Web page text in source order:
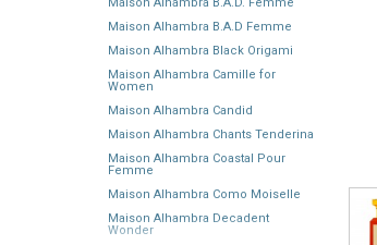
Maison Alhambra B.A.D Femme
Maison Alhambra Black Origami
Maison Alhambra Camille for
Women
Maison Alhambra Candid
Maison Alhambra Chants Tenderina
Maison Alhambra Coastal Pour
Femme
Maison Alhambra Como Moiselle
Maison Alhambra Decadent
Wonder